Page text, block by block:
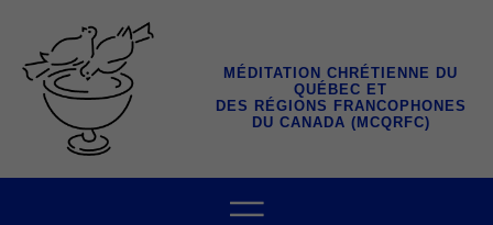
contenu
MÉDITATION CHRÉTIENNE DU
QUÉBEC ET
DES RÉGIONS FRANCOPHONES
DU CANADA (MCQRFC)